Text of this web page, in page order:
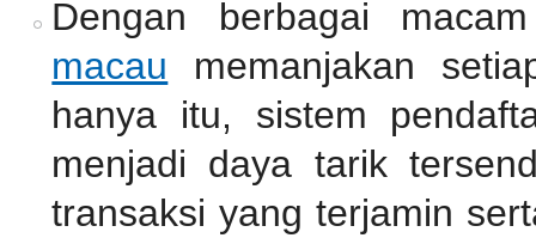
Dengan berbagai
macau memanjakan
hanya itu, sistem
menjadi daya tarik
transaksi yang terjamin